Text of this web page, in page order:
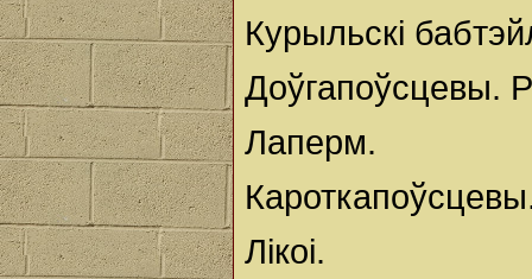
Курыльскі
Доўгапоўсцевы.
Лаперм.
Лікоі.